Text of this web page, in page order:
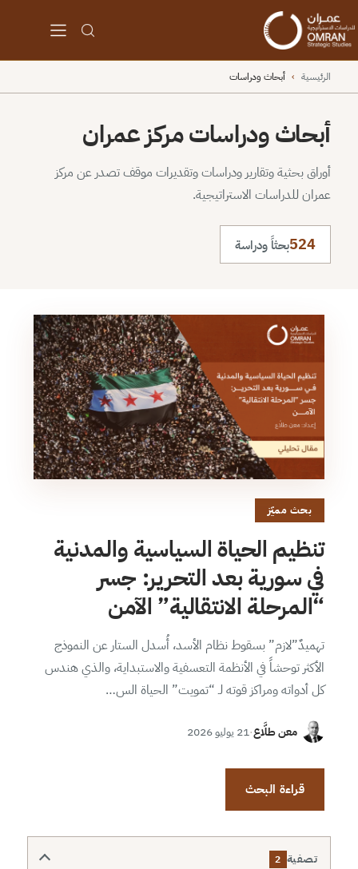
الرئيسية › أبحاث ودراسات
أبحاث ودراسات مركز عمران
أوراق بحثية وتقارير ودراسات وتقديرات موقف تصدر عن مركز
عمران للدراسات الاستراتيجية.
524بحثاً ودراسة
بحث مميّز
تنظيم الحياة السياسية والمدنية
في سورية بعد التحرير: جسر
“المرحلة الانتقالية” الآمن
تهميدٌ”لازم” بسقوط نظام الأسد، أُسدل الستار عن النموذج
الأكثر توحشاً في الأنظمة التعسفية والاستبداية، والذي هندس
كل أدواته ومراكز قوته لـ “تمويت” الحياة الس…
معن طلَّاع·21 يوليو 2026
قراءة البحث
تصفية 2